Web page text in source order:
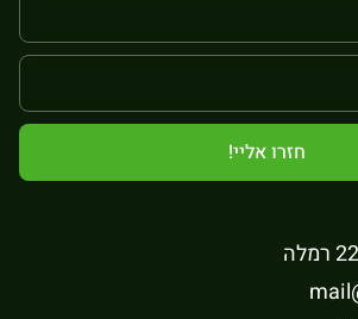
חזרו אליי!